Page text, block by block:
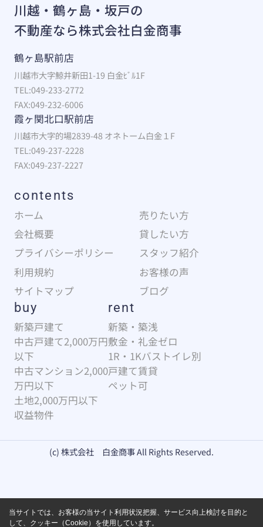
川越・鶴ヶ島・坂戸の
不動産なら株式会社白金商事
鶴ヶ島駅前店
川越市大字鯨井新田1-19 白金ﾋﾞﾙ1F
TEL:049-233-2772
FAX:049-232-6006
霞ヶ関北口駅前店
川越市大字的場2839-48 オネトーム白金１F
TEL:049-237-2228
FAX:049-237-2227
contents
ホーム
売りたい方
会社概要
貸したい方
プライバシーポリシー
スタッフ紹介
利用規約
お客様の声
サイトマップ
ブログ
buy
新築戸建て
中古戸建て2,000万円
以下
中古マンション2,000
万円以下
土地2,000万円以下
収益物件
rent
新築・築浅
敷金・礼金ゼロ
1R・1Kバストイレ別
戸建て賃貸
ペット可
(c) 株式会社 白金商事 All Rights Reserved.
当サイトでは、お客様の当サイト利用状況把握、サービス向上検討を目的と
して、クッキー（Cookie）を使用しています。